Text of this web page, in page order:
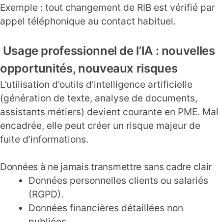
Exemple : tout changement de RIB est vérifié par
appel téléphonique au contact habituel.
Usage professionnel de l’IA : nouvelles
opportunités, nouveaux risques
L’utilisation d’outils d’intelligence artificielle
(génération de texte, analyse de documents,
assistants métiers) devient courante en PME. Mal
encadrée, elle peut créer un risque majeur de
fuite d’informations.
Données à ne jamais transmettre sans cadre clair
Données personnelles clients ou salariés
(RGPD).
Données financières détaillées non